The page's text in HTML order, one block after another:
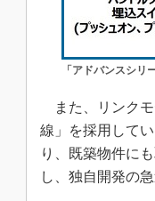
「アドバンスシリ
また、リンクモ
線」を採用して
り、既築物件に
し、独自開発の